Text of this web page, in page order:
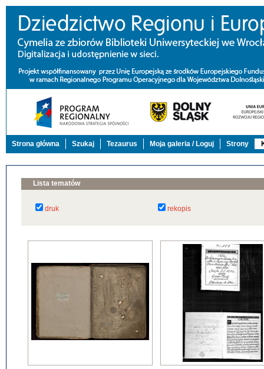
Strona główna Szukaj Tezaurus Moja galeria / Loguj Strony
Lista tematów
druk rekopis